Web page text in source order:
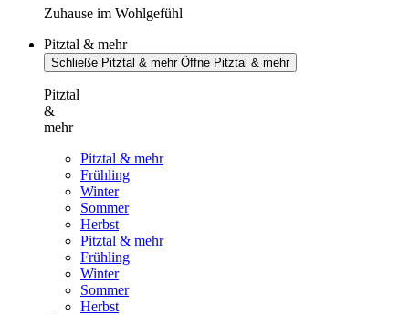
Zuhause im Wohlgefühl
Pitztal & mehr
Schließe Pitztal & mehr Öffne Pitztal & mehr
Pitztal
&
mehr
Pitztal & mehr
Frühling
Winter
Sommer
Herbst
Pitztal & mehr
Frühling
Winter
Sommer
Herbst